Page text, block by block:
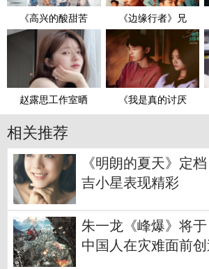
《高兴的酸甜苦 《边缘行者》兄
赵露思工作室晒 《我是真的讨厌
相关推荐
《明朗的夏天》定
吉小星表现精彩
朱一龙《峰爆》将
中国人在灾难面前